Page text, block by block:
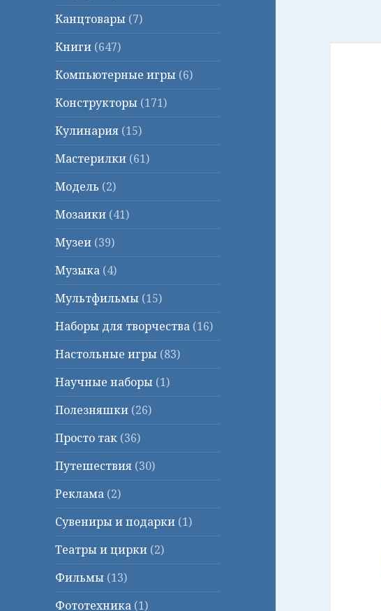
Канцтовары (7)
Книги (647)
Компьютерные игры (6)
Конструкторы (171)
Кулинария (15)
Мастерилки (61)
Модель (2)
Мозаики (41)
Музеи (39)
Музыка (4)
Мультфильмы (15)
Наборы для творчества (16)
Настольные игры (83)
Научные наборы (1)
Полезняшки (26)
Просто так (36)
Путешествия (30)
Реклама (2)
Сувениры и подарки (1)
Театры и цирки (2)
Фильмы (13)
Фототехника (1)